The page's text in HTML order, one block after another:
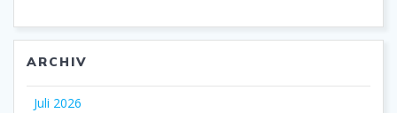
ARCHIV
Juli 2026